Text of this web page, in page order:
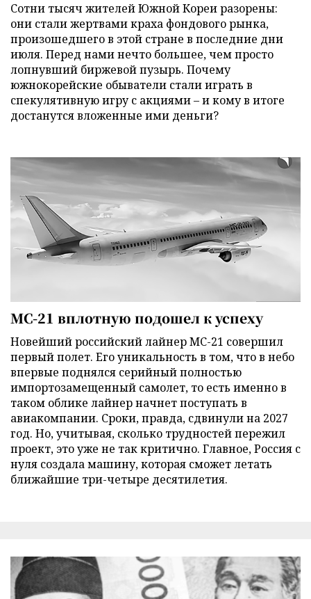
Сотни тысяч жителей Южной Кореи разорены:
они стали жертвами краха фондового рынка,
произошедшего в этой стране в последние дни
июля. Перед нами нечто большее, чем просто
лопнувший биржевой пузырь. Почему
южнокорейские обыватели стали играть в
спекулятивную игру с акциями – и кому в итоге
достанутся вложенные ими деньги?
МС-21 вплотную подошел к успеху
Новейший российский лайнер МС-21 совершил
первый полет. Его уникальность в том, что в небо
впервые поднялся серийный полностью
импортозамещенный самолет, то есть именно в
таком облике лайнер начнет поступать в
авиакомпании. Сроки, правда, сдвинули на 2027
год. Но, учитывая, сколько трудностей пережил
проект, это уже не так критично. Главное, Россия с
нуля создала машину, которая сможет летать
ближайшие три-четыре десятилетия.